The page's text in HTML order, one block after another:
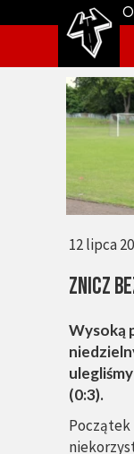
Wysoką
(0:3).
Znicz
12 lipca